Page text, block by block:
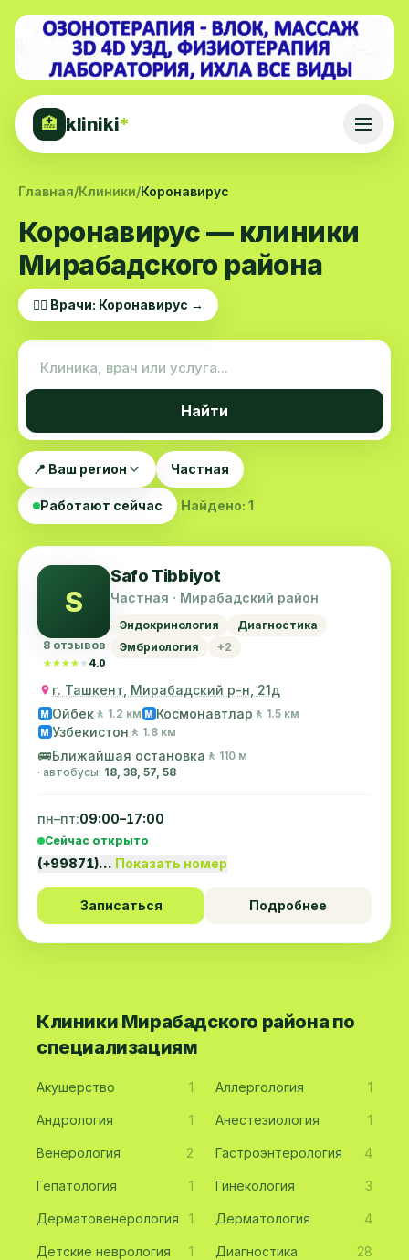
🏥 kliniki*
Главная/Клиники/Коронавирус
Коронавирус — клиники
Мирабадского района
👨‍⚕️ Врачи: Коронавирус →
Найти
📍 Ваш регион Частная
Работают сейчас Найдено: 1
S
8 отзывов
★★★★★
★★★★★ 4.0
Safo Tibbiyot
Частная · Мирабадский район
Эндокринология
Диагностика
Эмбриология
+2
г. Ташкент, Мирабадский р-н, 21д
M Ойбек 🚶 1.2 км M Космонавтлар 🚶 1.5 км
M Узбекистон 🚶 1.8 км
🚌Ближайшая остановка 🚶 110 м
· автобусы: 18, 38, 57, 58
пн–пт:09:00–17:00
Сейчас открыто
(+99871)… Показать номер
Записаться Подробнее
Клиники Мирабадского района по
специализациям
Акушерство 1 Аллергология 1
Андрология 1 Анестезиология 1
Венерология 2 Гастроэнтерология 4
Гепатология 1 Гинекология 3
Дерматовенерология 1 Дерматология 4
Детские неврология 1 Диагностика 28